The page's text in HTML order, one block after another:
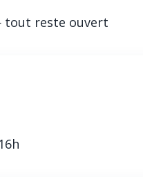
tout reste ouvert